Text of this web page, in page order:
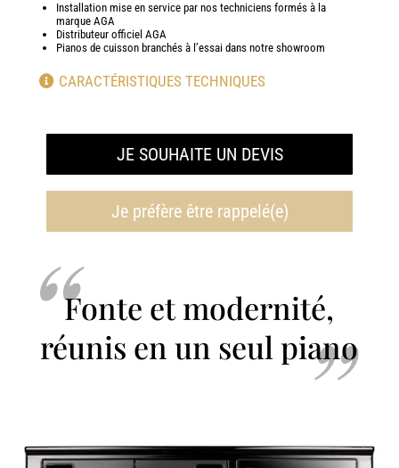
Installation mise en service par nos techniciens formés à la
marque AGA
Distributeur officiel AGA
Pianos de cuisson branchés à l’essai dans notre showroom
CARACTÉRISTIQUES TECHNIQUES
JE SOUHAITE UN DEVIS
Je préfère être rappelé(e)
Fonte et modernité,
réunis en un seul piano